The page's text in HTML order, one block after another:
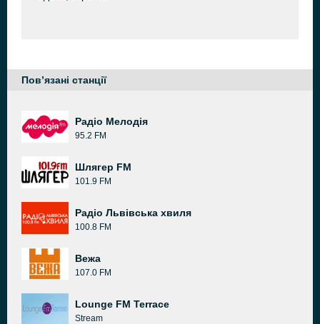
Пов’язані станції
Радіо Мелодія
95.2 FM
Шлягер FM
101.9 FM
Радіо Львівська хвиля
100.8 FM
Вежа
107.0 FM
Lounge FM Terrace
Stream